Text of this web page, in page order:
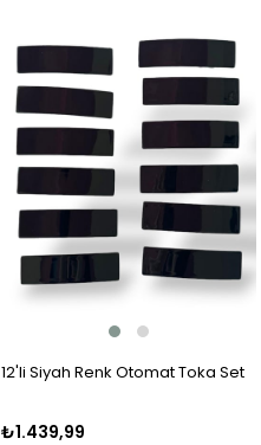
12'li Siyah Renk Otomat Toka Set
₺1.439,99